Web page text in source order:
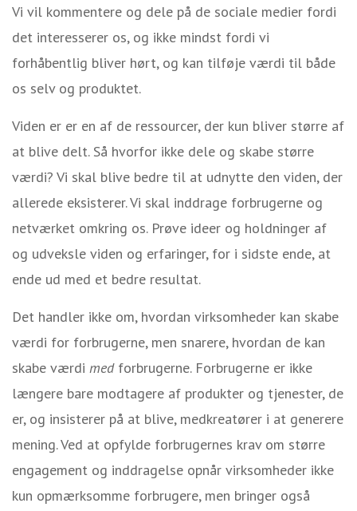
Vi vil kommentere og dele på de sociale medier fordi
det interesserer os, og ikke mindst fordi vi
forhåbentlig bliver hørt, og kan tilføje værdi til både
os selv og produktet.
Viden er er en af de ressourcer, der kun bliver større af
at blive delt. Så hvorfor ikke dele og skabe større
værdi? Vi skal blive bedre til at udnytte den viden, der
allerede eksisterer. Vi skal inddrage forbrugerne og
netværket omkring os. Prøve ideer og holdninger af
og udveksle viden og erfaringer, for i sidste ende, at
ende ud med et bedre resultat.
Det handler ikke om, hvordan virksomheder kan skabe
værdi for forbrugerne, men snarere, hvordan de kan
skabe værdi medforbrugerne. Forbrugerne er ikke
længere bare modtagere af produkter og tjenester, de
er, og insisterer på at blive, medkreatører i at generere
mening. Ved at opfylde forbrugernes krav om større
engagement og inddragelse opnår virksomheder ikke
kun opmærksomme forbrugere, men bringer også